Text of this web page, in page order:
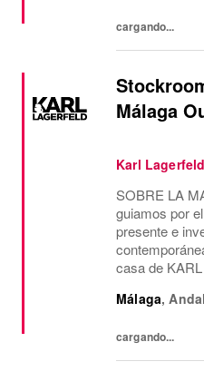
cargando...
Málaga
Karl Lagerfeld
SOBRE LA
guiamos por
presente e
casa de
icónico
Málaga,
cargando...